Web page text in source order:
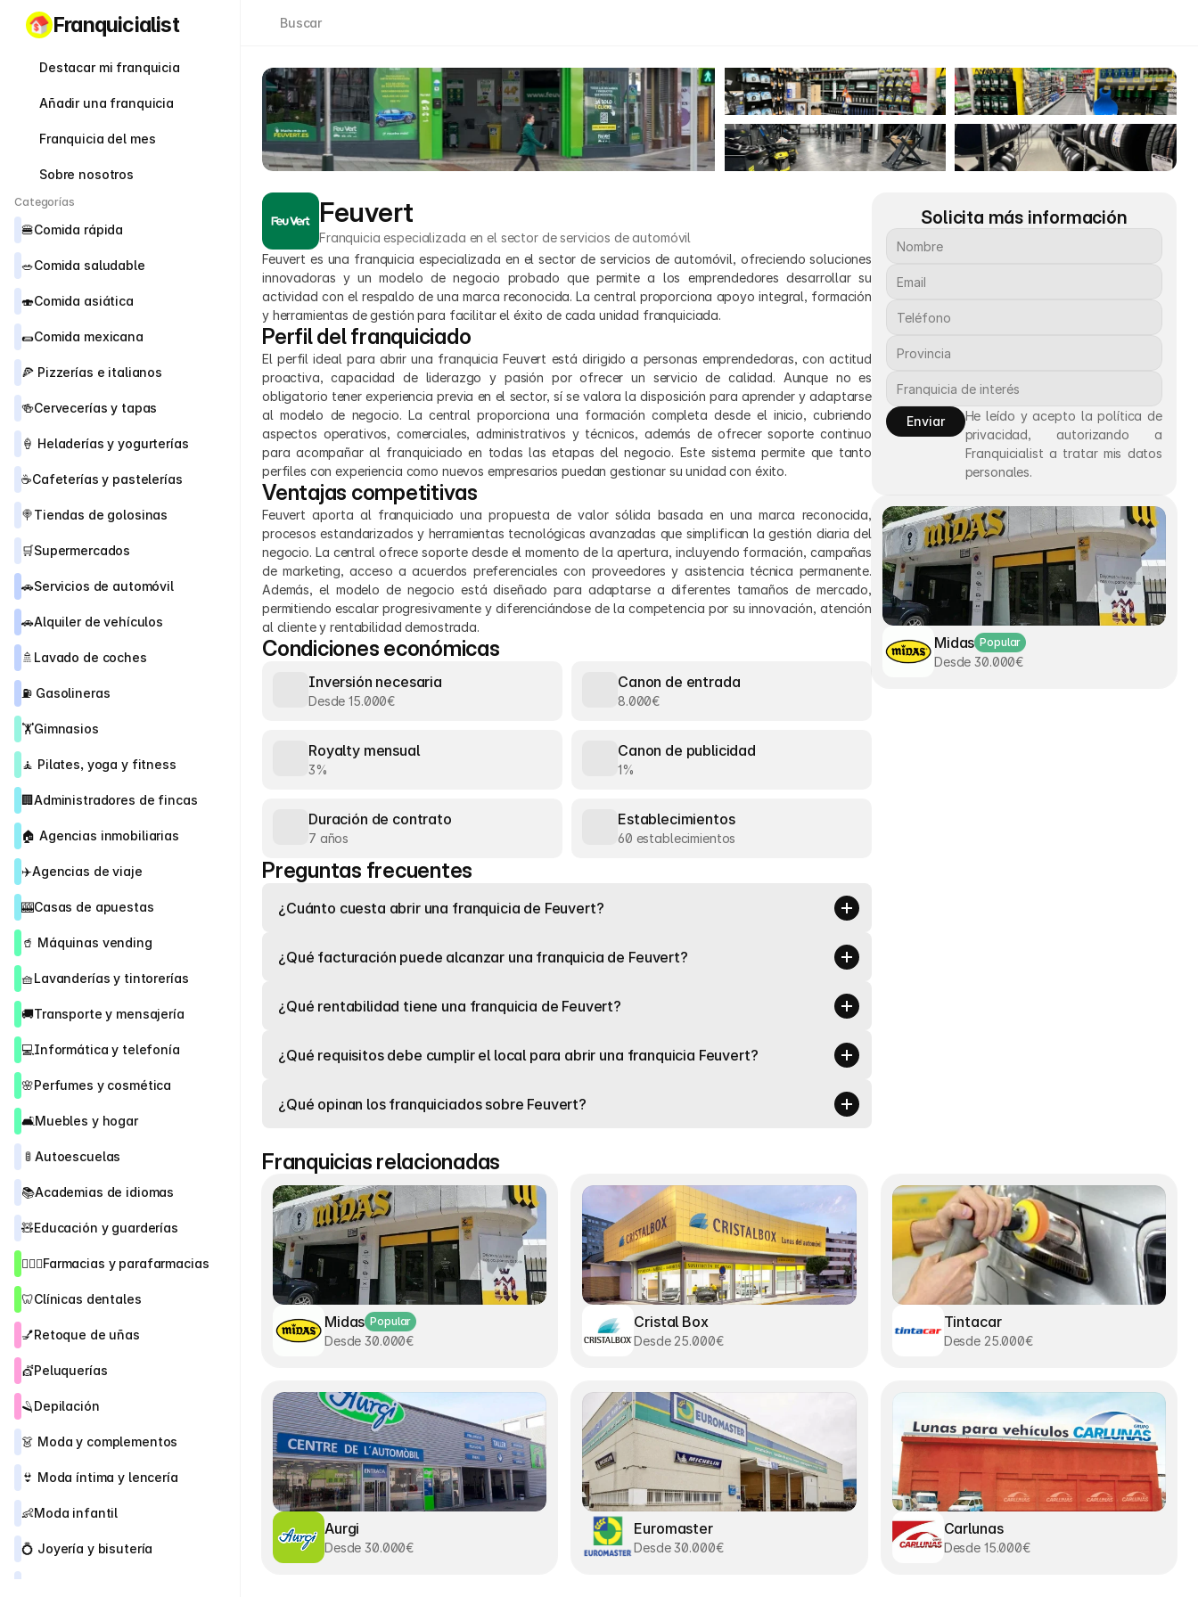
Franquicialist
Destacar mi franquicia
Añadir una franquicia
Franquicia del mes
Sobre nosotros
Categorías
🍔Comida rápida
🥗Comida saludable
🍣Comida asiática
🌯Comida mexicana
🍕 Pizzerías e italianos
🍻Cervecerías y tapas
🍦 Heladerías y yogurterías
☕Cafeterías y pastelerías
🍭Tiendas de golosinas
🛒Supermercados
🚗Servicios de automóvil
🚗Alquiler de vehículos
🚿 Lavado de coches
⛽ Gasolineras
🏋️Gimnasios
🧘 Pilates, yoga y fitness
🏢Administradores de fincas
🏠 Agencias inmobiliarias
✈️Agencias de viaje
🎰Casas de apuestas
🥤 Máquinas vending
🧺Lavanderías y tintorerías
🚚Transporte y mensajería
💻Informática y telefonía
🌸Perfumes y cosmética
🛋️Muebles y hogar
🚦 Autoescuelas
📚Academias de idiomas
🧸Educación y guarderías
👨🏻‍⚕️Farmacias y parafarmacias
🦷Clínicas dentales
💅Retoque de uñas
💇Peluquerías
🪒Depilación
👗 Moda y complementos
👙 Moda íntima y lencería
👶Moda infantil
💍 Joyería y bisutería
Buscar
Feuvert
Franquicia especializada en el sector de servicios de automóvil
Feuvert es una franquicia especializada en el sector de servicios de automóvil, ofreciendo soluciones
innovadoras y un modelo de negocio probado que permite a los emprendedores desarrollar su
actividad con el respaldo de una marca reconocida. La central proporciona apoyo integral, formación
y herramientas de gestión para facilitar el éxito de cada unidad franquiciada.
Perfil del franquiciado
El perfil ideal para abrir una franquicia Feuvert está dirigido a personas emprendedoras, con actitud
proactiva, capacidad de liderazgo y pasión por ofrecer un servicio de calidad. Aunque no es
obligatorio tener experiencia previa en el sector, sí se valora la disposición para aprender y adaptarse
al modelo de negocio. La central proporciona una formación completa desde el inicio, cubriendo
aspectos operativos, comerciales, administrativos y técnicos, además de ofrecer soporte continuo
para acompañar al franquiciado en todas las etapas del negocio. Este sistema permite que tanto
perfiles con experiencia como nuevos empresarios puedan gestionar su unidad con éxito.
Ventajas competitivas
Feuvert aporta al franquiciado una propuesta de valor sólida basada en una marca reconocida,
procesos estandarizados y herramientas tecnológicas avanzadas que simplifican la gestión diaria del
negocio. La central ofrece soporte desde el momento de la apertura, incluyendo formación, campañas
de marketing, acceso a acuerdos preferenciales con proveedores y asistencia técnica permanente.
Además, el modelo de negocio está diseñado para adaptarse a diferentes tamaños de mercado,
permitiendo escalar progresivamente y diferenciándose de la competencia por su innovación, atención
al cliente y rentabilidad demostrada.
Condiciones económicas
Inversión necesaria
Desde 15.000€
Canon de entrada
8.000€
Royalty mensual
3%
Canon de publicidad
1%
Duración de contrato
7 años
Establecimientos
60 establecimientos
Preguntas frecuentes
¿Cuánto cuesta abrir una franquicia de Feuvert?
¿Qué facturación puede alcanzar una franquicia de Feuvert?
¿Qué rentabilidad tiene una franquicia de Feuvert?
¿Qué requisitos debe cumplir el local para abrir una franquicia Feuvert?
¿Qué opinan los franquiciados sobre Feuvert?
Solicita más información
Enviar
He leído y acepto la política de
privacidad, autorizando a
Franquicialist a tratar mis datos
personales.
Midas Popular
Desde 30.000€
Franquicias relacionadas
Midas Popular
Desde 30.000€
Cristal Box
Desde 25.000€
Tintacar
Desde 25.000€
Aurgi
Desde 30.000€
Euromaster
Desde 30.000€
Carlunas
Desde 15.000€